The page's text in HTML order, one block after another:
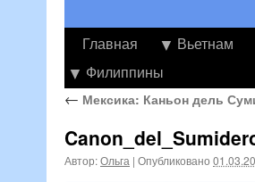
Главная Вьетнам
Филиппины
← Мексика: Каньон дель
Автор:Ольга | Опубликовано